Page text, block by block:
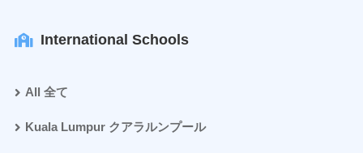
International Schools
All 全て
Kuala Lumpur クアラルンプール